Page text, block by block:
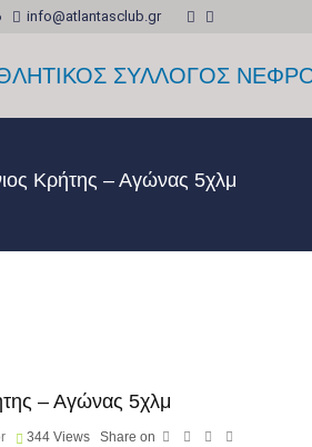
info@atlantasclub.gr
Κρήτης – Αγώνας 5χλμ
– Αγώνας 5χλμ
344 Views Share on